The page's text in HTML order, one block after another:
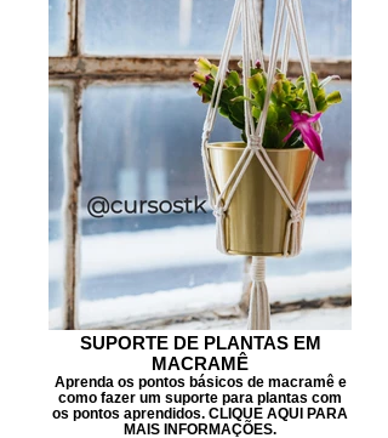
SUPORTE DE PLANTAS EM
MACRAMÊ
Aprenda os pontos básicos de macramê e
como fazer um suporte para plantas com
os pontos aprendidos. CLIQUE AQUI PARA
MAIS INFORMAÇÕES.